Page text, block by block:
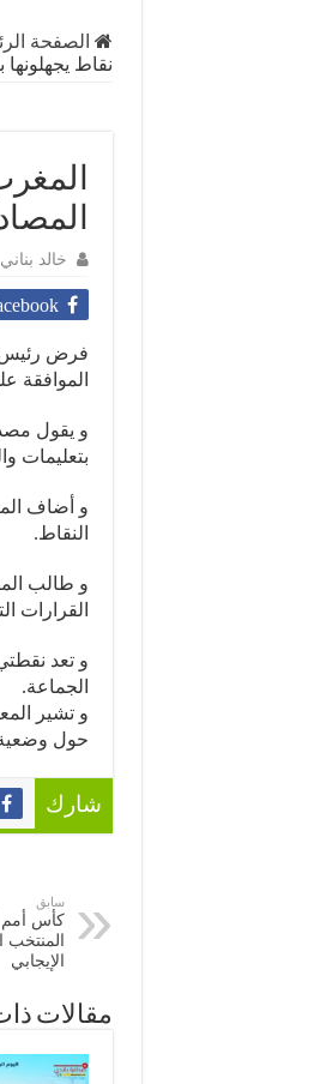
الصفحة
نقاط
خالد بناني
فرض رئيس
الموافقة
و يقول
بتعليمات
و أضاف
النقاط.
و طالب
القرارات
و تعد
الجماعة.
و تشير
حول وضعية
شارك
سابق
كأس أمم
المنتخب
الإيجابي
مقالات